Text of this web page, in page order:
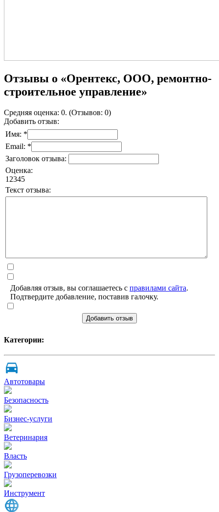
Отзывы о «Орентекс, ООО, ремонтно-
строительное управление»
Средняя оценка: 0. (Отзывов: 0)
Добавить отзыв:
Имя: *
Email: *
Заголовок отзыва:
Оценка:
1 2345
Текст отзыва:
Добавляя отзыв, вы соглашаетесь с правилами сайта.
Подтвердите добавление, поставив галочку.
Добавить отзыв
Категории:
Автотовары
Безопасность
Бизнес-услуги
Ветеринария
Власть
Грузоперевозки
Инструмент